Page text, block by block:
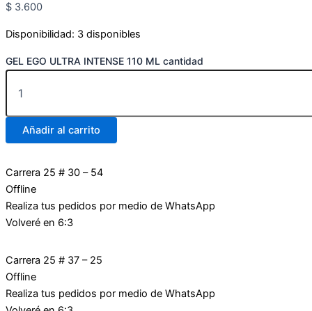
$ 3.600
Disponibilidad: 3 disponibles
GEL EGO ULTRA INTENSE 110 ML cantidad
Añadir al carrito
Carrera 25 # 30 – 54
Offline
Realiza tus pedidos por medio de WhatsApp
Volveré en 6:3
Carrera 25 # 37 – 25
Offline
Realiza tus pedidos por medio de WhatsApp